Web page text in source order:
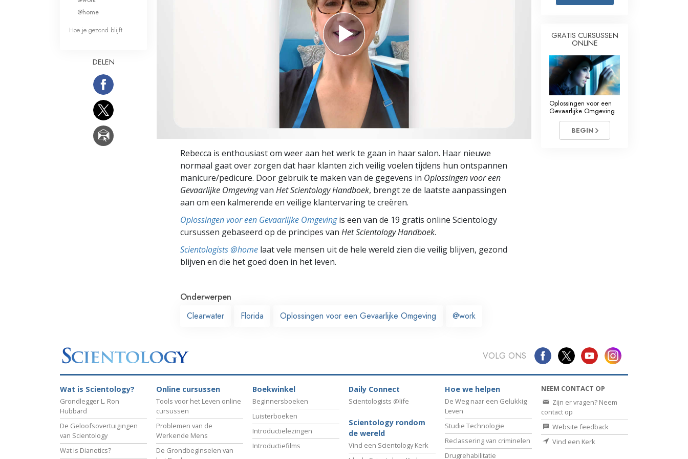
Hulpmiddelen bij het Dagelijks Werk
Ethiek en de Condities
De Oorzaak van Onderdrukking
De Grondbeginselen van Organiseren
De Grondslagen van Public Relations
Rebecca is enthousiast om weer aan het werk te gaan in haar salon. Haar nieuwe
normaal gaat over zorgen dat haar klanten zich veilig voelen tijdens hun ontspannen
manicure/pedicure. Door gebruik te maken van de gegevens in Oplossingen voor een
Gevaarlijke Omgevingvan Het Scientology Handboek, brengt ze de laatste aanpassingen
aan om een kalmerende en veilige klantervaring te creëren.
Oplossingen voor een Gevaarlijke Omgevingis een van de 19 gratis online Scientology
cursussen gebaseerd op de principes van Het Scientology Handboek.
Scientologists @home laat vele mensen uit de hele wereld zien die veilig blijven, gezond
blijven en die het goed doen in het leven.
Onderwerpen
Clearwater
Florida Oplossingen voor een Gevaarlijke Omgeving @work
@home
Hoe je gezond blijft
DELEN
GRATIS CURSUSSEN
ONLINE
Oplossingen voor een
Gevaarlijke Omgeving
BEGIN
VOLG ONS
Wat is Scientology?
Grondlegger L. Ron
Hubbard
De Geloofsovertuigingen
van Scientology
Wat is Dianetics?
Online cursussen
Tools voor het Leven online
cursussen
Problemen van de
Werkende Mens
De Grondbeginselen van
Boekwinkel
Beginnersboeken
Luisterboeken
Introductielezingen
Introductiefilms
Daily Connect
Scientologists @life
Scientology rondom
de wereld
Vind een Scientology Kerk
Hoe we helpen
De Weg naar een Gelukkig
Leven
Studie Technologie
Reclassering van criminelen
Drugrehabilitatie
NEEM CONTACT OP
Zijn er vragen? Neem
contact op
Website feedback
Vind een Kerk